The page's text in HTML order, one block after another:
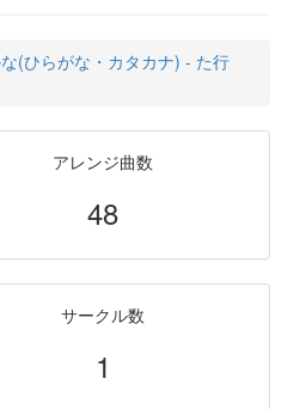
(ひらがな・カタカナ) - た行
アレンジ曲数
48
サークル数
1